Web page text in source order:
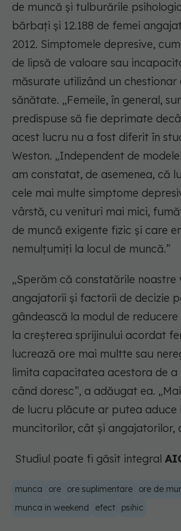
de muncă și tulburările
bărbați și 12.188 de femei
2012. Simptomele depresive,
de lipsă de valoare sau
măsurate utilizând un chestionar
sănătate. „Femeile, în general,
predispuse să fie deprimate
acest lucru nu a fost diferit în
Weston. „Independent de
am constatat, de asemenea, că
cele mai multe simptome
vârstă, cu venituri mai mici,
de muncă exigente fizic și care
nemulțumiți la locul de muncă.”
„Sperăm că constatările noastre
angajatorii și factorii de decizie
gândească la modul de reducere
la creșterea sprijinului acordat
lucrează ore mai multte sau
limita capacitatea acestora de a
când doresc”, a adăugat ea.
de lucru plăcute ar putea
muncitorilor, cât și angajatorilor,
Studiul poate fi găsit integral
munca ore ore suplimentare ore de
munca in weekend
efect psihic